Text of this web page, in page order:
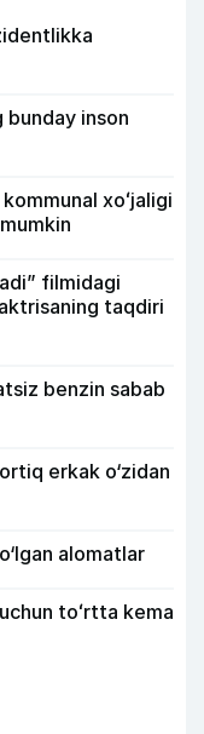
bunday inson
xoʻjaligi
filmidagi
taqdiri
benzin sabab
erkak o‘zidan
alomatlar
toʻrtta kema